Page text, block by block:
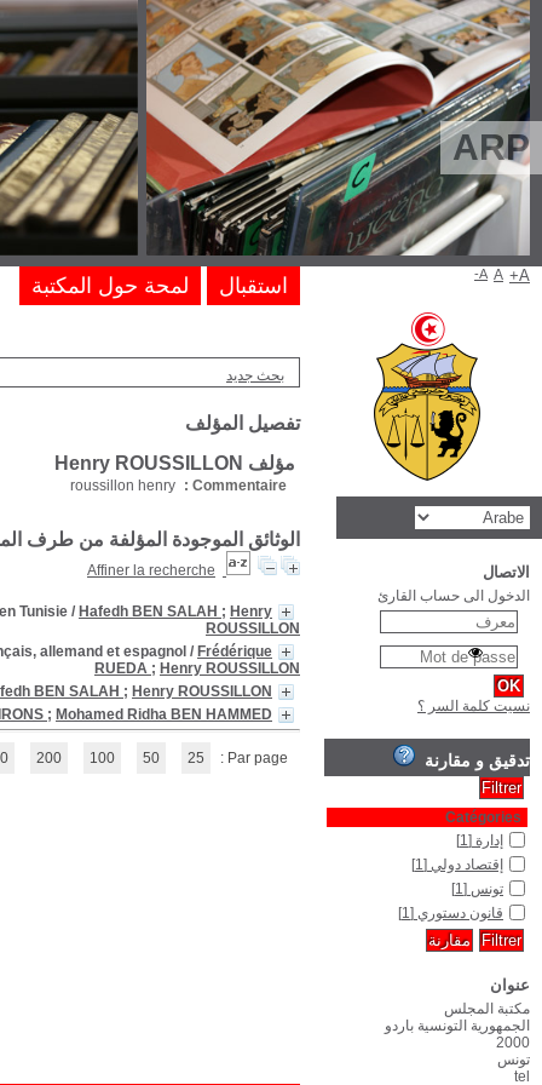
Administration et changement : mutations structurelles et
Le Contrôle de l'activité du pouvoir exécutif par le juge constitutionnel:
La Representation des intéréts
Les Zones Franches/Henry ROUSSILLON Hafedh BEN SALAH;
(1 - 4 / 4)